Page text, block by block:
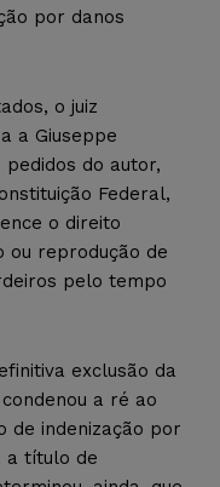
por danos
o juiz
a Giuseppe
do autor,
Federal,
o direito
ou reprodução de
pelo tempo
exclusão da
a ré ao
de indenização por
a título de